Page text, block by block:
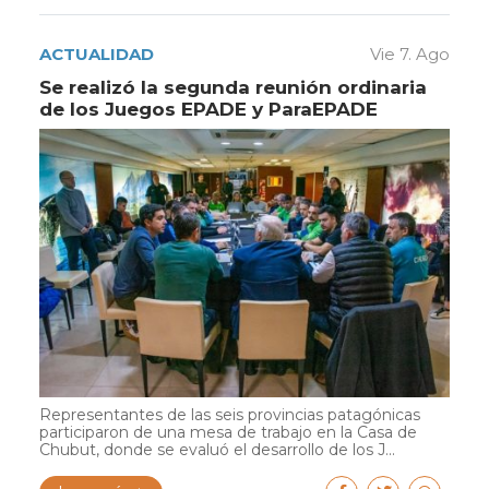
ACTUALIDAD Vie 7. Ago
Se realizó la segunda reunión ordinaria
de los Juegos EPADE y ParaEPADE
Representantes de las seis provincias patagónicas
participaron de una mesa de trabajo en la Casa de
Chubut, donde se evaluó el desarrollo de los J...